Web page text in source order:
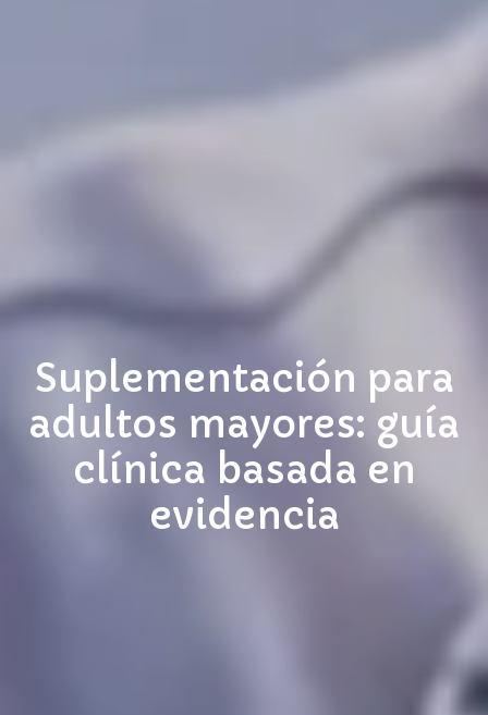
Suplementación para
adultos mayores: guía
clínica basada en
evidencia